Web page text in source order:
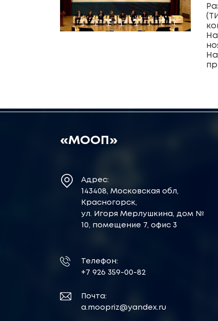
«МООП»
Адрес:
143408, Московская обл,
Красногорск,
ул. Игоря Мерлушкина, дом №
10, помещение 7, офис 3
Телефон:
+7 926 359-00-82
Почта:
a.moopriz@yandex.ru